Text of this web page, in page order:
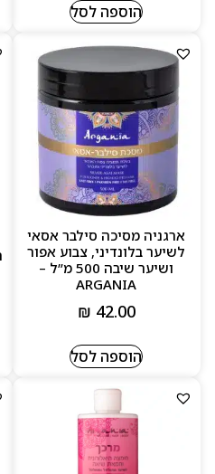
הוספה לסל
ארגניה מסיכה סילבר אסאי
לשיער בלונדיני, צבוע אפור
ושיער שיבה 500 מ”ל –
ARGANIA
₪ 42.00
הוספה לסל